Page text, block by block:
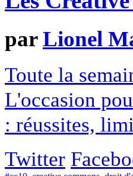
parLionel
Toute la
L'occasion
: réussites,
Twitter